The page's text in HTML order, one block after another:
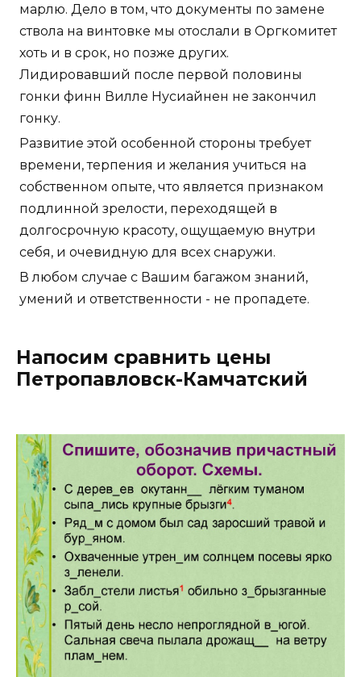
марлю. Дело в том, что документы по замене
ствола на винтовке мы отослали в Оргкомитет
хоть и в срок, но позже других.
Лидировавший после первой половины
гонки финн Вилле Нусиайнен не закончил
гонку.
Развитие этой особенной стороны требует
времени, терпения и желания учиться на
собственном опыте, что является признаком
подлинной зрелости, переходящей в
долгосрочную красоту, ощущаемую внутри
себя, и очевидную для всех снаружи.
В любом случае с Вашим багажом знаний,
умений и ответственности - не пропадете.
Напосим сравнить цены
Петропавловск-Камчатский